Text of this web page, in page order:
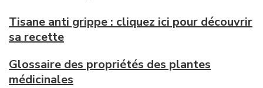
Tisane anti grippe : cliquez ici pour découvrir
sa recette
Glossaire des propriétés des plantes
médicinales